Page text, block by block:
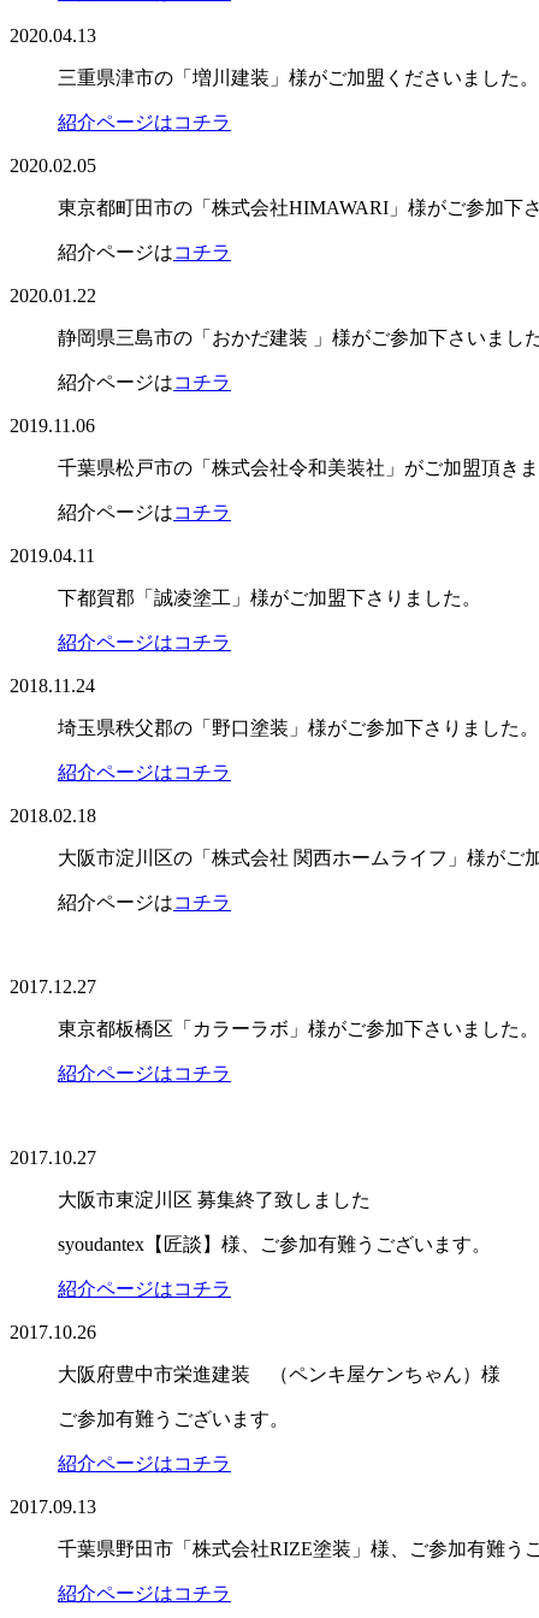
2020.04.13
三重県津市の「増川建装」様がご加盟くださいました。
紹介ページはコチラ
2020.02.05
東京都町田市の「株式会社HIMAWARI」様がご参加下
紹介ページはコチラ
2020.01.22
静岡県三島市の「おかだ建装 」様がご参加下さいました
紹介ページはコチラ
2019.11.06
千葉県松戸市の「株式会社令和美装社」がご加盟頂き
紹介ページはコチラ
2019.04.11
下都賀郡「誠凌塗工」様がご加盟下さりました。
紹介ページはコチラ
2018.11.24
埼玉県秩父郡の「野口塗装」様がご参加下さりました。
紹介ページはコチラ
2018.02.18
大阪市淀川区の「株式会社 関西ホームライフ」様がご
紹介ページはコチラ
2017.12.27
東京都板橋区「カラーラボ」様がご参加下さいました。
紹介ページはコチラ
2017.10.27
大阪市東淀川区 募集終了致しました
syoudantex【匠談】様、ご参加有難うございます。
紹介ページはコチラ
2017.10.26
大阪府豊中市栄進建装 （ペンキ屋ケンちゃん）様
ご参加有難うございます。
紹介ページはコチラ
2017.09.13
千葉県野田市「株式会社RIZE塗装」様、ご参加有難う
紹介ページはコチラ